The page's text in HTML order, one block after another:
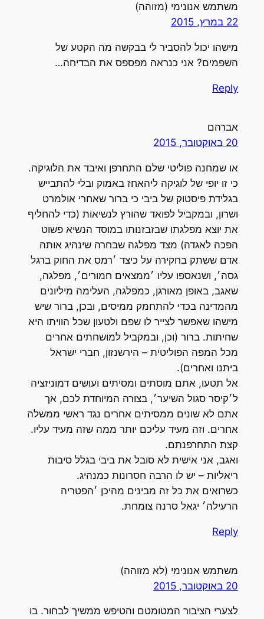
משתמש אנונימי (מזוהה)
22 במרץ, 2015
מישהו יכול להסביר לי בבקשה מה הקטע של
השפמים? אני כנראה מפספס את הבדיחה…
Reply
אברהם
20 באוקטובר, 2015
או שמחנה פוליטי שלם התחרפן ואיבד את הלוגיקה.
כי זו יופי של לוגיקה ליהאחז באמוק ובלי להתבייש
בגלידת פיסטוק של ביבי כי ברור שאחרי אולמרט
ושרון, ובמקביל לפואד שהורץ לנשיאות (כדי להחליף
את יוצא מפלגתו שבזבזנותו במוסד הנשיא פשוט
הפכה לאגדה) מצד מפלגה שבחרה שינהיג אותה
אדם ששתק בחקירה על כיצד ׳רמס את החוק ברגל
גסה׳, ושנאספו עליו ׳ממצאים חמורים׳, מפלגה,
שאגב, באופן מאורגן, כמפלגה, העלימה מיליונים
מהמדינה בכדי להתחמק ממיסים, ובכן, ברור שיש
מישהו שאפשר לצייר לו שפם ולטעון שכל הוויתו היא
שחיתות. ברור (וכן, ובמקביל למושחתים אחרים
מכל המפה הפוליטית – הירשנזון, חברי ישראל
ביתנו ואחרים).
אל תטעו, אתם מוסתים ומסיתים ועושים דמוניזציה
ל׳קיסר סגול השיער׳, בצורה המיוחדת לכם, אך
אתם לא שונים ממסיתים אחרים נגד ראשי ממשלה
אחרים. וזה מעיד עליכם יותר ממה שזה מעיד עליו.
קצת התחרפנתם.
ואגב, אני אישית לא סובל את ביבי בגלל סיבות
ריאליות – יש לו הרבה חסרונות כמנהיג.
כשרואים את כל זה מבינים מהיכן ׳הפטריה
הרעילה׳ יגאל סרנה צומחת.
Reply
משתמש אנונימי (לא מזוהה)
20 באוקטובר, 2015
לצערי הציבור המטומטם והטיפש ממשיך לבחור. בו